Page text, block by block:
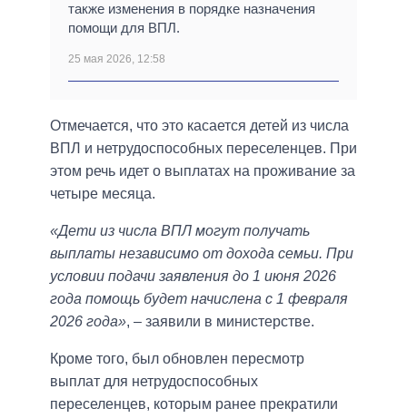
также изменения в порядке назначения
помощи для ВПЛ.
25 мая 2026, 12:58
Отмечается, что это касается детей из числа
ВПЛ и нетрудоспособных переселенцев. При
этом речь идет о выплатах на проживание за
четыре месяца.
«Дети из числа ВПЛ могут получать
выплаты независимо от дохода семьи. При
условии подачи заявления до 1 июня 2026
года помощь будет начислена с 1 февраля
2026 года», – заявили в министерстве.
Кроме того, был обновлен пересмотр
выплат для нетрудоспособных
переселенцев, которым ранее прекратили